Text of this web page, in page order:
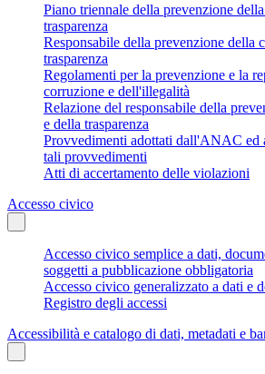
Piano triennale della prevenzione
trasparenza
Responsabile della prevenzione della
trasparenza
Regolamenti per la prevenzione e la
corruzione e dell'illegalità
Relazione del responsabile della
e della trasparenza
Provvedimenti adottati dall'ANAC ed
tali provvedimenti
Atti di accertamento delle violazioni
Accesso civico
Accesso civico semplice a dati,
soggetti a pubblicazione obbligatoria
Accesso civico generalizzato a dati e
Registro degli accessi
Accessibilità e catalogo di dati, metadati e